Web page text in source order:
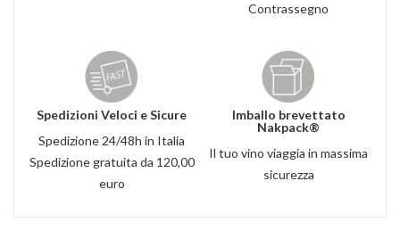
Contrassegno
Spedizioni Veloci e Sicure
Spedizione 24/48h in Italia
Spedizione gratuita da 120,00
euro
Imballo brevettato
Nakpack®
Il tuo vino viaggia in massima
sicurezza